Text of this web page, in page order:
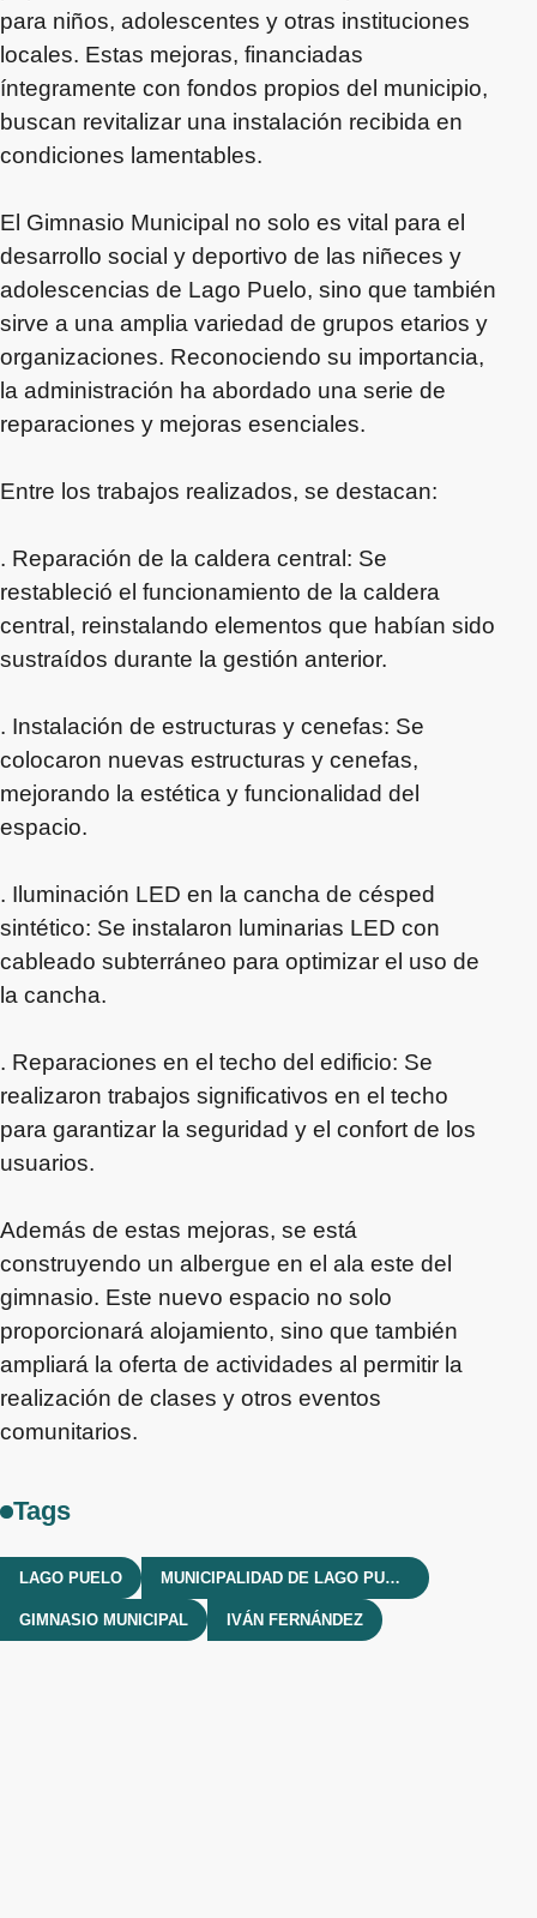
para niños, adolescentes y otras instituciones
locales. Estas mejoras, financiadas
íntegramente con fondos propios del municipio,
buscan revitalizar una instalación recibida en
condiciones lamentables.
El Gimnasio Municipal no solo es vital para el
desarrollo social y deportivo de las niñeces y
adolescencias de Lago Puelo, sino que también
sirve a una amplia variedad de grupos etarios y
organizaciones. Reconociendo su importancia,
la administración ha abordado una serie de
reparaciones y mejoras esenciales.
Entre los trabajos realizados, se destacan:
. Reparación de la caldera central: Se
restableció el funcionamiento de la caldera
central, reinstalando elementos que habían sido
sustraídos durante la gestión anterior.
. Instalación de estructuras y cenefas: Se
colocaron nuevas estructuras y cenefas,
mejorando la estética y funcionalidad del
espacio.
. Iluminación LED en la cancha de césped
sintético: Se instalaron luminarias LED con
cableado subterráneo para optimizar el uso de
la cancha.
. Reparaciones en el techo del edificio: Se
realizaron trabajos significativos en el techo
para garantizar la seguridad y el confort de los
usuarios.
Además de estas mejoras, se está
construyendo un albergue en el ala este del
gimnasio. Este nuevo espacio no solo
proporcionará alojamiento, sino que también
ampliará la oferta de actividades al permitir la
realización de clases y otros eventos
comunitarios.
Tags
LAGO PUELO MUNICIPALIDAD DE LAGO PUELO
GIMNASIO MUNICIPAL IVÁN FERNÁNDEZ